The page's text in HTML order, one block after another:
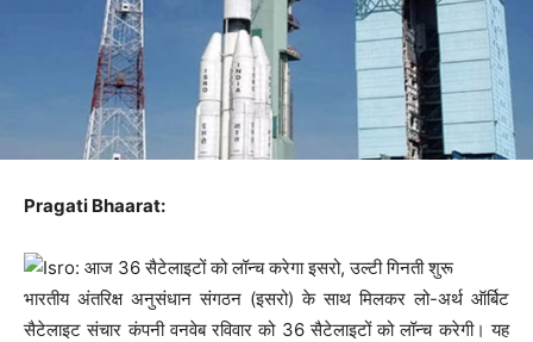
Pragati Bhaarat:
भारतीय अंतरिक्ष अनुसंधान संगठन (इसरो) के साथ मिलकर लो-अर्थ ऑर्बिट
सैटेलाइट संचार कंपनी वनवेब रविवार को 36 सैटेलाइटों को लॉन्च करेगी। यह